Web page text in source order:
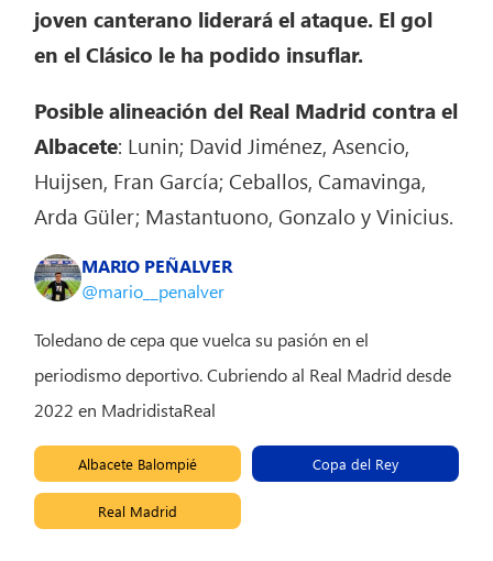
joven canterano liderará el ataque. El gol
en el Clásico le ha podido insuflar.
Posible alineación del Real Madrid contra el
Albacete: Lunin; David Jiménez, Asencio,
Huijsen, Fran García; Ceballos, Camavinga,
Arda Güler; Mastantuono, Gonzalo y Vinicius.
MARIO PEÑALVER
@mario__penalver
Toledano de cepa que vuelca su pasión en el
periodismo deportivo. Cubriendo al Real Madrid desde
2022 en MadridistaReal
Albacete Balompié Copa del Rey
Real Madrid